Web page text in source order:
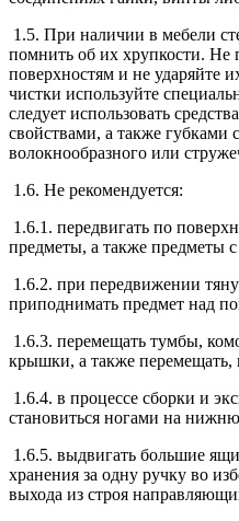
1.5. При наличии в мебели
помнить об их хрупкости. Не
поверхностям и не ударяйте
чистки используйте
следует использовать
свойствами, а также губками
волокнообразного или
1.6. Не рекомендуется:
1.6.1. передвигать по
предметы, а также предметы
1.6.2. при передвижении
приподнимать предмет над
1.6.3. перемещать тумбы,
крышки, а также
1.6.4. в процессе сборки и
становиться ногами на
1.6.5. выдвигать большие
хранения за одну ручку во
выхода из строя